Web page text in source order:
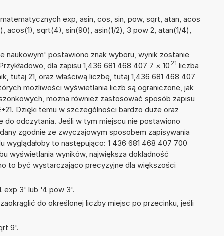
exp, asin, cos, sin, pow, sqrt, atan, acos
acos(1), sqrt(4), sin(90), asin(1/2), 3 pow 2, atan(1/4),
naukowym' postawiono znak wyboru, wynik zostanie
dla zapisu 1,436 681 468 407 7 × 10 21 liczba
tutaj 21, oraz właściwą liczbę, tutaj 1,436 681 468 407
możliwości wyświetlania liczb są ograniczone, jak
można również zastosować sposób zapisu
Dzięki temu w szczególności bardzo duże oraz
do odczytania. Jeśli w tym miejscu nie postawiono
zgodnie ze zwyczajowym sposobem zapisywania
wyglądałoby to następująco: 1 436 681 468 407 700
wyświetlania wyników, największa dokładność
to być wystarczająco precyzyjne dla większości
exp 3' lub '4 pow 3'.
do określonej liczby miejsc po przecinku, jeśli
9'.